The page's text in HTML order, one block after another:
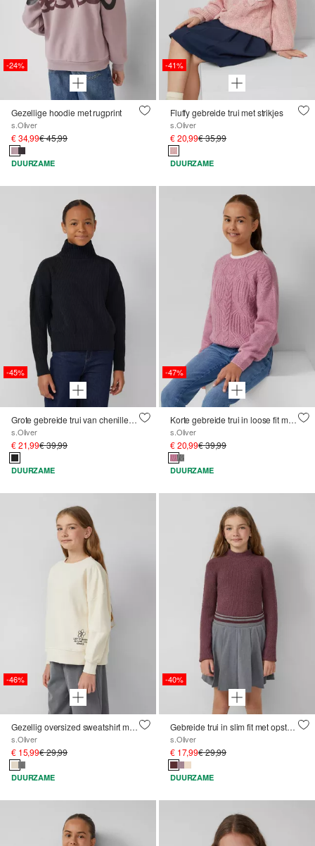
-24%
Gezellige hoodie met rugprint
s.Oliver
€ 34,99€ 45,99
DUURZAME
-41%
Fluffy gebreide trui met strikjes
s.Oliver
€ 20,99€ 35,99
DUURZAME
-45%
Grote gebreide trui van chenillegaren
s.Oliver
€ 21,99€ 39,99
DUURZAME
-47%
Korte gebreide trui in loose fit met kabelpatroon
s.Oliver
€ 20,99€ 39,99
DUURZAME
-46%
Gezellig oversized sweatshirt met subtiele print
s.Oliver
€ 15,99€ 29,99
DUURZAME
-40%
Gebreide trui in slim fit met opstaande kraag
s.Oliver
€ 17,99€ 29,99
DUURZAME